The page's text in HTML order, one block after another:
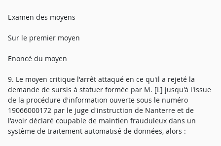
Examen des moyens
Sur le premier moyen
Enoncé du moyen
9. Le moyen critique l'arrêt attaqué en ce qu'il a rejeté la
demande de sursis à statuer formée par M. [L] jusqu'à l'issue
de la procédure d'information ouverte sous le numéro
19066000172 par le juge d'instruction de Nanterre et de
l'avoir déclaré coupable de maintien frauduleux dans un
système de traitement automatisé de données, alors :